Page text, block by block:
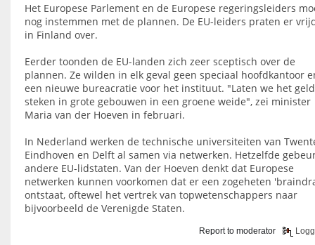
Het Europese Parlement en de Europese regeringsleiders
nog instemmen met de plannen. De EU-leiders praten er
in Finland over.
Eerder toonden de EU-landen zich zeer sceptisch over de
plannen. Ze wilden in elk geval geen speciaal hoofdkantoor
een nieuwe bureacratie voor het instituut. "Laten we het
steken in grote gebouwen in een groene weide", zei minister
Maria van der Hoeven in februari.
In Nederland werken de technische universiteiten van
Eindhoven en Delft al samen via netwerken. Hetzelfde
andere EU-lidstaten. Van der Hoeven denkt dat Europese
netwerken kunnen voorkomen dat er een zogeheten
ontstaat, oftewel het vertrek van topwetenschappers naar
bijvoorbeeld de Verenigde Staten.
Report to moderator